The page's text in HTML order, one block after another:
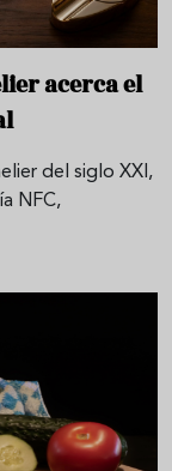
acerca el
del siglo XXI,
NFC,